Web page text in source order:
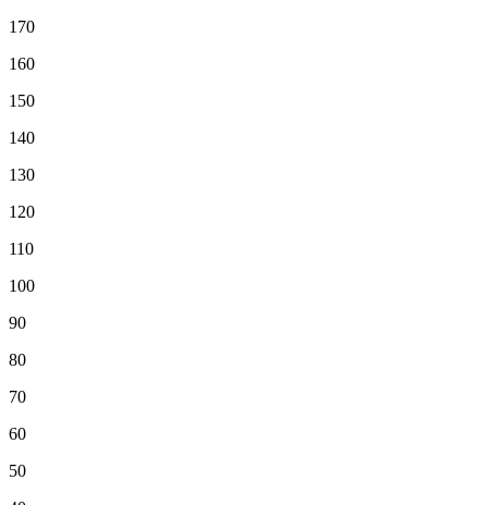
170
160
150
140
130
120
110
100
90
80
70
60
50